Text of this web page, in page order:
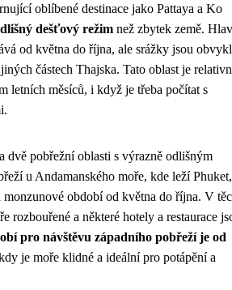
oblíbené destinace jako Pattaya a Ko
dešťový režim než zbytek země.
od května do října, ale srážky jsou
částech Thajska. Tato oblast je
letních měsíců, i když je třeba počítat s
dvě pobřežní oblasti s výrazně odlišným
u Andamanského moře, kde leží Phuket,
období od května do října. V
rozbouřené a některé hotely a restaurace
pro návštěvu západního pobřeží je od
je moře klidné a ideální pro potápění a